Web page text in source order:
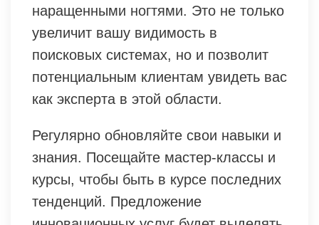
наращенными ногтями. Это не только
увеличит вашу видимость в
поисковых системах, но и позволит
потенциальным клиентам увидеть вас
как эксперта в этой области.
Регулярно обновляйте свои навыки и
знания. Посещайте мастер-классы и
курсы, чтобы быть в курсе последних
тенденций. Предложение